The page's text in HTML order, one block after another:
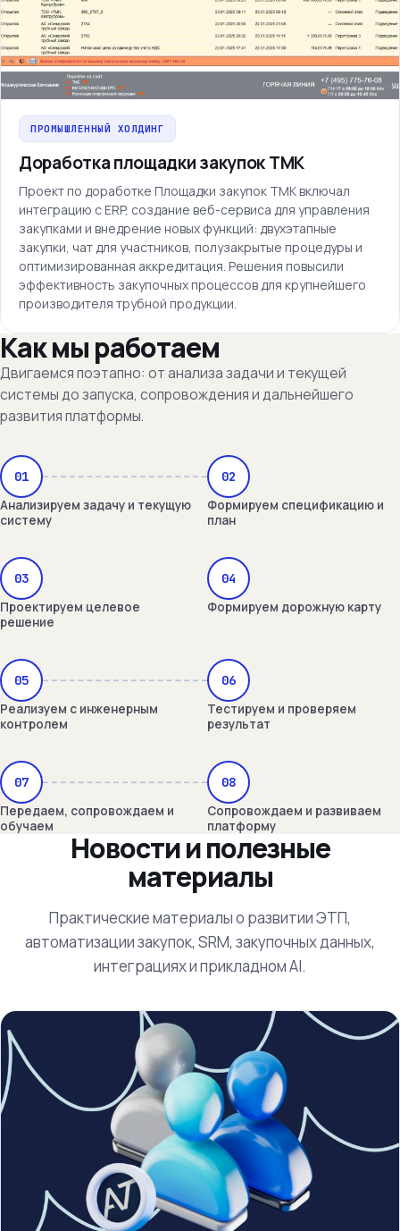
ПРОМЫШЛЕННЫЙ ХОЛДИНГ
Доработка площадки закупок ТМК
Проект по доработке Площадки закупок ТМК включал
интеграцию с ERP, создание веб-сервиса для управления
закупками и внедрение новых функций: двухэтапные
закупки, чат для участников, полузакрытые процедуры и
оптимизированная аккредитация. Решения повысили
эффективность закупочных процессов для крупнейшего
производителя трубной продукции.
Как мы работаем
Двигаемся поэтапно: от анализа задачи и текущей
системы до запуска, сопровождения и дальнейшего
развития платформы.
01
Анализируем задачу и текущую
систему
02
Формируем спецификацию и
план
03
Проектируем целевое
решение
04
Формируем дорожную карту
05
Реализуем с инженерным
контролем
06
Тестируем и проверяем
результат
07
Передаем, сопровождаем и
обучаем
08
Сопровождаем и развиваем
платформу
Новости и полезные
материалы
Практические материалы о развитии ЭТП,
автоматизации закупок, SRM, закупочных данных,
интеграциях и прикладном AI.